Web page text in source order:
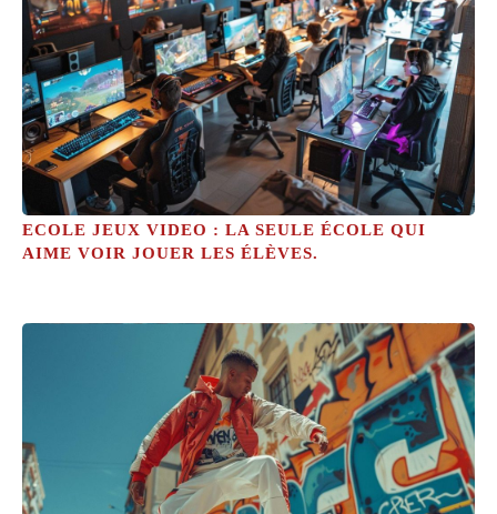
ECOLE JEUX VIDEO : LA SEULE ÉCOLE QUI
AIME VOIR JOUER LES ÉLÈVES.